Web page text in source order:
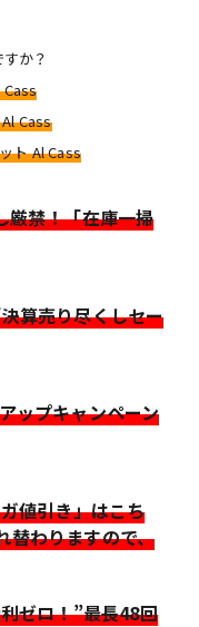
か？
Cass
ト Al Cass
厳禁！「在庫一掃
算売り尽くしセー
ップキャンペーン
値引き」はこち
替わりますので、
ゼロ！”最長48回